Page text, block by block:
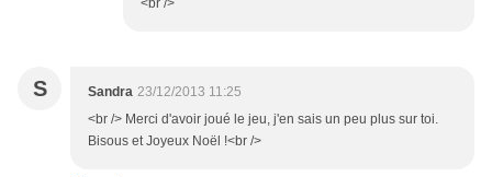
<br />
S Sandra 23/12/2013 11:25
<br /> Merci d'avoir joué le jeu, j'en sais un peu plus sur toi.
Bisous et Joyeux Noël !<br />